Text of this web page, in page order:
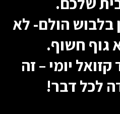
בלבוש הולם- לא
גוף חשוף.
יומי – זה
לכל דבר!